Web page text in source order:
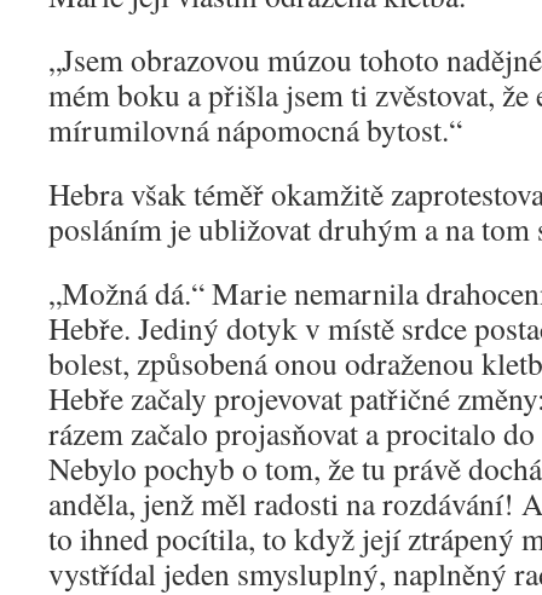
„Jsem obrazovou múzou tohoto
mém boku a přišla jsem ti zvěstovat, že
mírumilovná nápomocná bytost.“
Hebra však téměř okamžitě
posláním je ubližovat druhým a na tom
„Možná dá.“ Marie nemarnila
Hebře. Jediný dotyk v místě srdce
bolest, způsobená onou odraženou
Hebře začaly projevovat patřičné
rázem začalo projasňovat a procitalo
Nebylo pochyb o tom, že tu právě
anděla, jenž měl radosti na rozdávání!
to ihned pocítila, to když její ztrápený
vystřídal jeden smysluplný, naplněný